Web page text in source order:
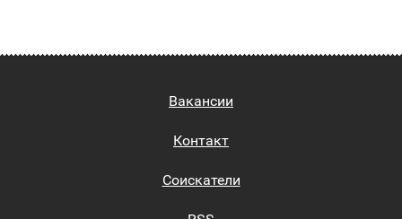
Вакансии
Контакт
Соискатели